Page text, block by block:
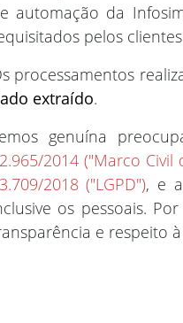
automação da
pelos
processamentos
extraído.
genuína
2014 ("Marco
2018 ("LGPD"), e
os pessoais.
e respeito à